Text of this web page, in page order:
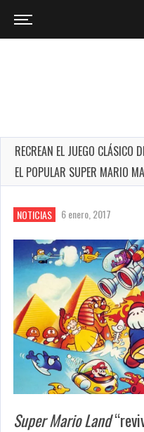
RECREAN EL JUEGO CLÁSICO
EL POPULAR SUPER MARIO
NOTICIAS 6 enero, 2017
Super Mario Land